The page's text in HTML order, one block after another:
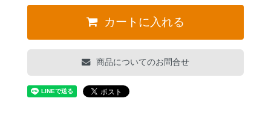
カートに入れる
商品についてのお問合せ